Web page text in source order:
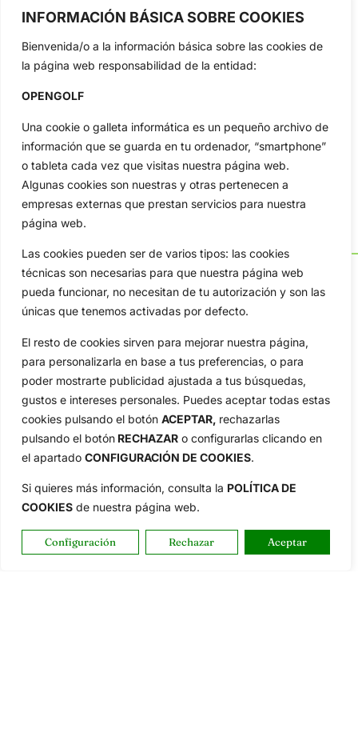
INFORMACIÓN BÁSICA SOBRE COOKIES
Bienvenida/o a la información básica sobre las cookies de
la página web responsabilidad de la entidad:
OPENGOLF
Una cookie o galleta informática es un pequeño archivo de
información que se guarda en tu ordenador, “smartphone”
o tableta cada vez que visitas nuestra página web.
Algunas cookies son nuestras y otras pertenecen a
empresas externas que prestan servicios para nuestra
página web.
Las cookies pueden ser de varios tipos: las cookies
técnicas son necesarias para que nuestra página web
pueda funcionar, no necesitan de tu autorización y son las
únicas que tenemos activadas por defecto.
El resto de cookies sirven para mejorar nuestra página,
para personalizarla en base a tus preferencias, o para
poder mostrarte publicidad ajustada a tus búsquedas,
gustos e intereses personales. Puedes aceptar todas estas
cookies pulsando el botón ACEPTAR, rechazarlas
pulsando el botón RECHAZAR o configurarlas clicando en
el apartado CONFIGURACIÓN DE COOKIES.
Si quieres más información, consulta la POLÍTICA DE
COOKIES de nuestra página web.
Configuración Rechazar Aceptar
profesional y amateur, resultados en directo, vídeos, noticias,
Jon Rahm, LIV Golf, PGA Tour, Ryder Cup, DP World Tour, LPGA
Tour...
Categorias
Inicio
Actualidad
Amateurs
Circuitos
Especiales
Jon Rahm
Ryder Cup
Reglas
Vídeos
Compañía
Aviso Legal